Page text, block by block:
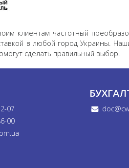
клиентам частотный
в любой город Украины.
сделать правильный выбор.
07
00